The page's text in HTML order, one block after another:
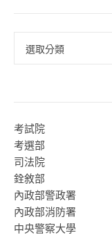
考試院
考選部
司法院
銓敘部
內政部警政署
內政部消防署
中央警察大學